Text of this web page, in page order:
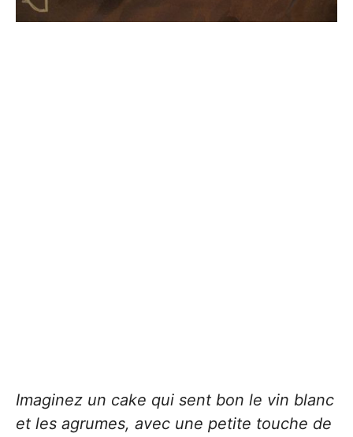
Imaginez un cake qui sent bon le vin blanc
et les agrumes, avec une petite touche de